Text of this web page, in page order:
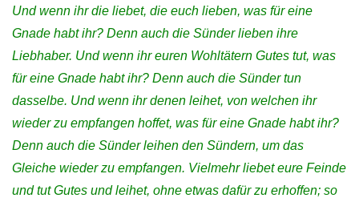
Und wenn ihr die liebet, die euch lieben, was für eine
Gnade habt ihr? Denn auch die Sünder lieben ihre
Liebhaber. Und wenn ihr euren Wohltätern Gutes tut, was
für eine Gnade habt ihr? Denn auch die Sünder tun
dasselbe. Und wenn ihr denen leihet, von welchen ihr
wieder zu empfangen hoffet, was für eine Gnade habt ihr?
Denn auch die Sünder leihen den Sündern, um das
Gleiche wieder zu empfangen. Vielmehr liebet eure Feinde
und tut Gutes und leihet, ohne etwas dafür zu erhoffen; so